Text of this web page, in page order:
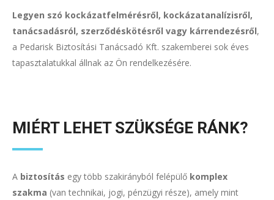
Legyen szó kockázatfelmérésről, kockázatanalízisről,
tanácsadásról, szerződéskötésről vagy kárrendezésről,
a Pedarisk Biztosítási Tanácsadó Kft. szakemberei sok éves
tapasztalatukkal állnak az Ön rendelkezésére.
MIÉRT LEHET SZÜKSÉGE RÁNK?
A biztosítás egy több szakirányból felépülő komplex
szakma (van technikai, jogi, pénzügyi része), amely mint